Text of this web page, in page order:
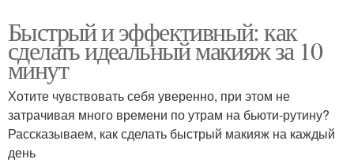
Быстрый и эффективный: как
сделать идеальный макияж за 10
минут
Хотите чувствовать себя уверенно, при этом не
затрачивая много времени по утрам на бьюти-рутину?
Рассказываем, как сделать быстрый макияж на каждый
день